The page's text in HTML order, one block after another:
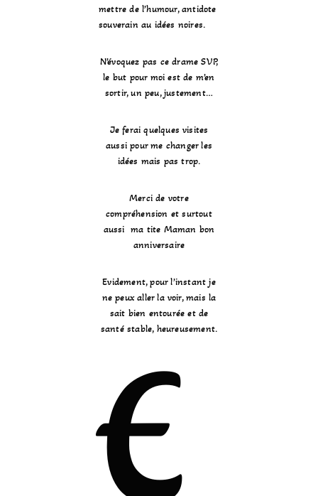
mettre de l’humour, antidote
souverain au idées noires.
N’évoquez pas ce drame SVP,
le but pour moi est de m’en
sortir, un peu, justement…
Je ferai quelques visites
aussi pour me changer les
idées mais pas trop.
Merci de votre
compréhension et surtout
aussi ma tite Maman bon
anniversaire
Evidement, pour l’instant je
ne peux aller la voir, mais la
sait bien entourée et de
santé stable, heureusement.
E